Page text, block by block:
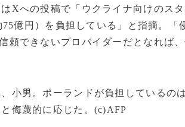
Xへの投稿で「ウクライナ向けのス
億円）を負担している」と指摘。「
頼できないプロバイダーだとなれば
小男。ポーランドが負担しているの
侮蔑的に応じた。(c)AFP